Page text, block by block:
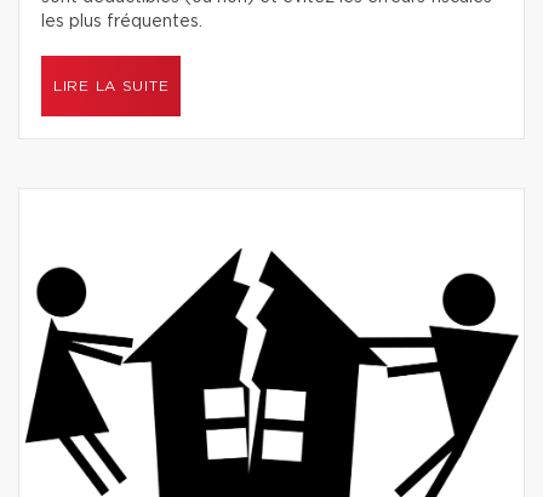
les plus fréquentes.
LIRE LA SUITE